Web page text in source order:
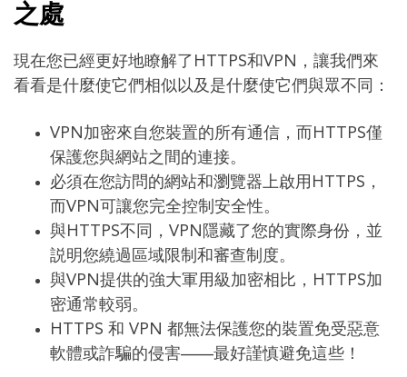
之處
現在您已經更好地瞭解了HTTPS和VPN，讓我們來
看看是什麼使它們相似以及是什麼使它們與眾不同：
VPN加密來自您裝置的所有通信，而HTTPS僅
保護您與網站之間的連接。
必須在您訪問的網站和瀏覽器上啟用HTTPS，
而VPN可讓您完全控制安全性。
與HTTPS不同，VPN隱藏了您的實際身份，並
説明您繞過區域限制和審查制度。
與VPN提供的強大軍用級加密相比，HTTPS加
密通常較弱。
HTTPS 和 VPN 都無法保護您的裝置免受惡意
軟體或詐騙的侵害——最好謹慎避免這些！